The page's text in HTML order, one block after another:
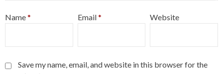
Name* Email* Website
Save my name, email, and website in this browser for the